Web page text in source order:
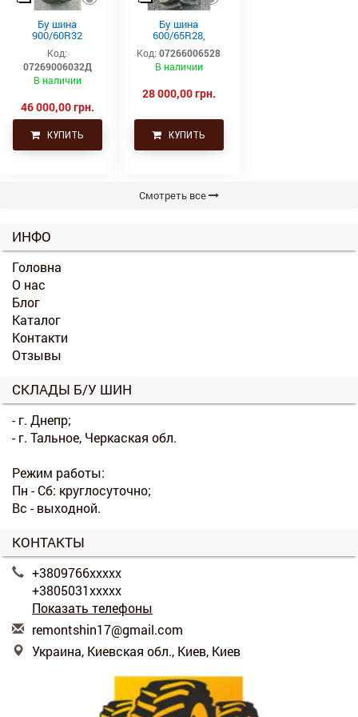
Бу шина
900/60R32
(35.5р32)
Continental SVT
Код:
07269006032Д
В наличии
46 000,00 грн.
КУПИТЬ
Бу шина
600/65R28,
600/65р28,
600х65х28
Uniglory (Униглори)
Код: 07266006528
В наличии
28 000,00 грн.
КУПИТЬ
Смотреть все
ИНФО
Головна
О нас
Блог
Каталог
Контакти
Отзывы
СКЛАДЫ Б/У ШИН
- г. Днепр;
- г. Тальное, Черкаская обл.
Режим работы:
Пн - Сб: круглосуточно;
Вс - выходной.
КОНТАКТЫ
+3809766xxxxx
+3805031xxxxx
Показать телефоны
remontshin17@gmail.com
Украина, Киевская обл., Киев, Киев